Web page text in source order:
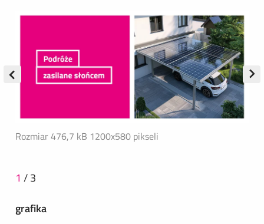
Rozmiar 476,7 kB 1200x580 pikseli
1 /3
grafika